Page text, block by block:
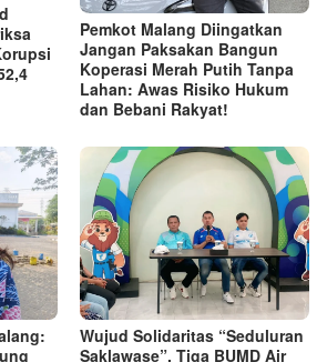
Pemkot Malang Diingatkan
Jangan Paksakan Bangun
Koperasi Merah Putih Tanpa
Lahan: Awas Risiko Hukum
dan Bebani Rakyat!
Wujud Solidaritas “Seduluran
Saklawase”, Tiga BUMD Air